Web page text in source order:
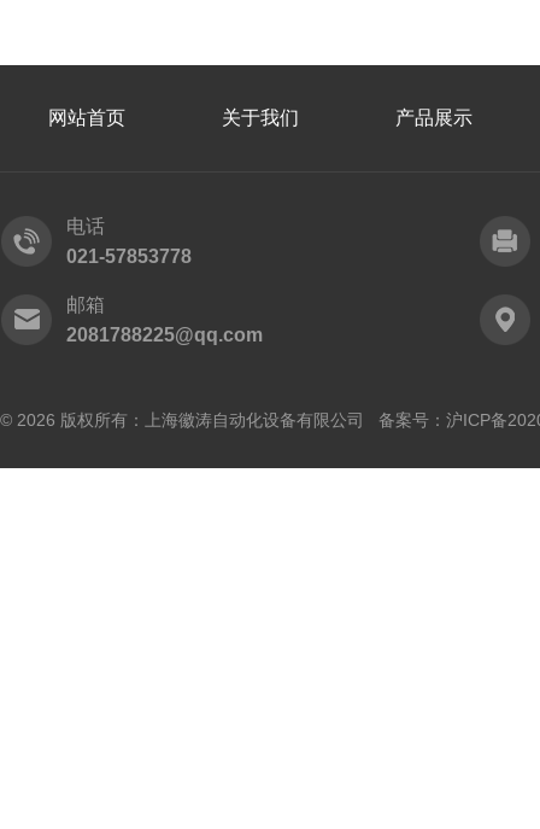
网站首页 关于我们 产品展示
电话
021-57853778
邮箱
2081788225@qq.com
© 2026 版权所有：上海徽涛自动化设备有限公司 备案号： 沪ICP备